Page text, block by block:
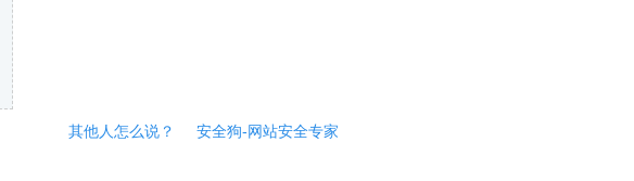
其他人怎么说？ 安全狗-网站安全专家